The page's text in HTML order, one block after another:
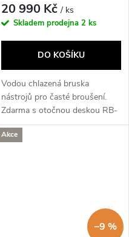
20 990 Kč/ ks
Skladem prodejna 2 ks
DO KOŠÍKU
Vodou chlazená bruska
nástrojů pro časté broušení.
Zdarma s otočnou deskou RB-
180.
Akce
–9 %